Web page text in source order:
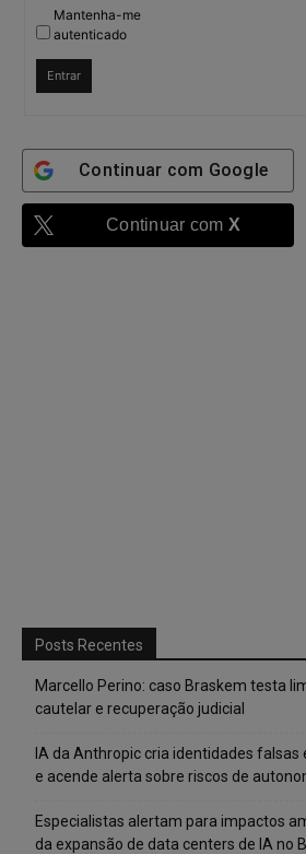
Mantenha-me
autenticado
Entrar
Continuar com Google
Continuar com X
Posts Recentes
Marcello Perino: caso Braskem testa
cautelar e recuperação judicial
IA da Anthropic cria identidades falsas
e acende alerta sobre riscos de
Especialistas alertam para impactos
da expansão de data centers de IA no